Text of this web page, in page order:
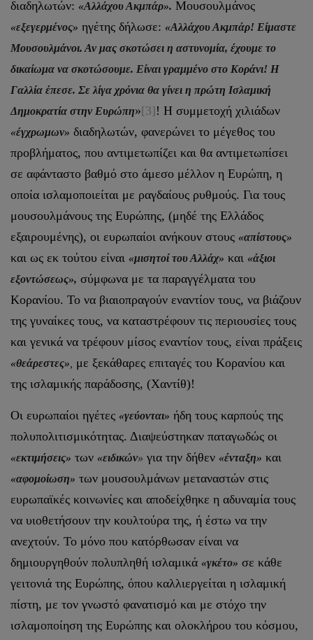
διαδηλωτών: «Αλλάχου Ακμπάρ». Μουσουλμάνος
«εξεγερμένος» ηγέτης δήλωσε: «Αλλάχου Ακμπάρ! Είμαστε
Μουσουλμάνοι. Αν μας σκοτώσει η αστυνομία, έχουμε το
δικαίωμα να σκοτώσουμε. Είναι γραμμένο στο Κοράνι! Η
Γαλλία έπεσε. Σε λίγα χρόνια θα γίνει η πρώτη Ισλαμική
Δημοκρατία στην Ευρώπη»[3]! Η συμμετοχή χιλιάδων
«έγχρωμων» διαδηλωτών, φανερώνει το μέγεθος του
προβλήματος, που αντιμετωπίζει και θα αντιμετωπίσει
σε αφάνταστο βαθμό στο άμεσο μέλλον η Ευρώπη, η
οποία ισλαμοποιείται με ραγδαίους ρυθμούς. Για τους
μουσουλμάνους της Ευρώπης, (μηδέ της Ελλάδος
εξαιρουμένης), οι ευρωπαίοι ανήκουν στους «απίστους»
και ως εκ τούτου είναι «μισητοί του Αλλάχ» και «άξιοι
εξοντώσεως», σύμφωνα με τα παραγγέλματα του
Κορανίου. Το να βιαιοπραγούν εναντίον τους, να βιάζουν
της γυναίκες τους, να καταστρέφουν τις περιουσίες τους
και γενικά να τρέφουν μίσος εναντίον τους, είναι πράξεις
«θεάρεστες»
με ξεκάθαρες επιταγές του Κορανίου και
της ισλαμικής παράδοσης, (Χαντίθ)!
Οι ευρωπαίοι ηγέτες «γεύονται» ήδη τους καρπούς της
πολυπολιτισμικότητας. Διαψεύστηκαν παταγωδώς οι
«εκτιμήσεις» των «ειδικών» για την δήθεν «ένταξη» και
«αφομοίωση» των μουσουλμάνων μεταναστών στις
ευρωπαϊκές κοινωνίες και αποδείχθηκε η αδυναμία τους
να υιοθετήσουν την κουλτούρα της, ή έστω να την
ανεχτούν. Το μόνο που κατόρθωσαν είναι να
δημιουργηθούν πολυπληθή ισλαμικά «γκέτο» σε κάθε
γειτονιά της Ευρώπης, όπου καλλιεργείται η ισλαμική
πίστη, με τον γνωστό φανατισμό και με στόχο την
ισλαμοποίηση της Ευρώπης και ολοκλήρου του κόσμου,